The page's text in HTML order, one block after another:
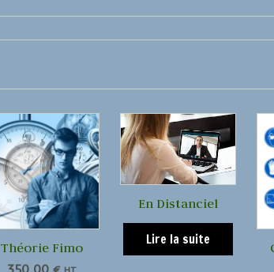
Théorie Fimo
En Distanciel
Lire la suite